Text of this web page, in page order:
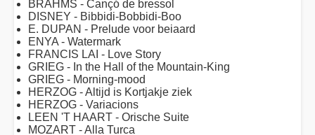
BRAHMS - Cançó de bressol
DISNEY - Bibbidi-Bobbidi-Boo
E. DUPAN - Prelude voor beiaard
ENYA - Watermark
FRANCIS LAI - Love Story
GRIEG - In the Hall of the Mountain-King
GRIEG - Morning-mood
HERZOG - Altijd is Kortjakje ziek
HERZOG - Variacions
LEEN 'T HAART - Orische Suite
MOZART - Alla Turca